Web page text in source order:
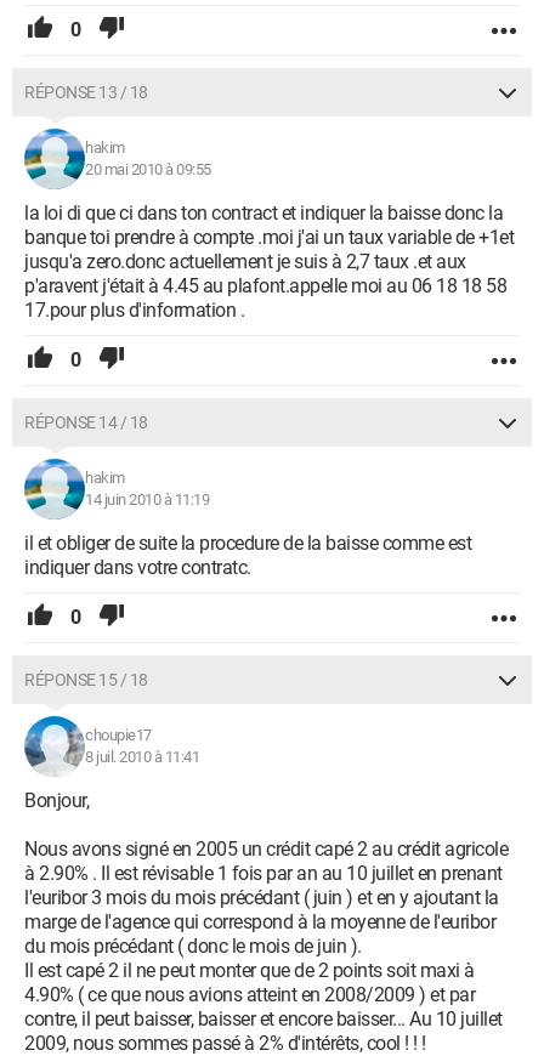
0
RÉPONSE 13 / 18
hakim
20 mai 2010 à 09:55
la loi di que ci dans ton contract et indiquer la baisse donc la
banque toi prendre à compte .moi j'ai un taux variable de +1et
jusqu'a zero.donc actuellement je suis à 2,7 taux .et aux
p'aravent j'était à 4.45 au plafont.appelle moi au 06 18 18 58
17.pour plus d'information .
0
RÉPONSE 14 / 18
hakim
14 juin 2010 à 11:19
il et obliger de suite la procedure de la baisse comme est
indiquer dans votre contratc.
0
RÉPONSE 15 / 18
choupie17
8 juil. 2010 à 11:41
Bonjour,
Nous avons signé en 2005 un crédit capé 2 au crédit agricole
à 2.90% . Il est révisable 1 fois par an au 10 juillet en prenant
l'euribor 3 mois du mois précédant ( juin ) et en y ajoutant la
marge de l'agence qui correspond à la moyenne de l'euribor
du mois précédant ( donc le mois de juin ).
Il est capé 2 il ne peut monter que de 2 points soit maxi à
4.90% ( ce que nous avions atteint en 2008/2009 ) et par
contre, il peut baisser, baisser et encore baisser... Au 10 juillet
2009, nous sommes passé à 2% d'intérêts, cool ! ! !